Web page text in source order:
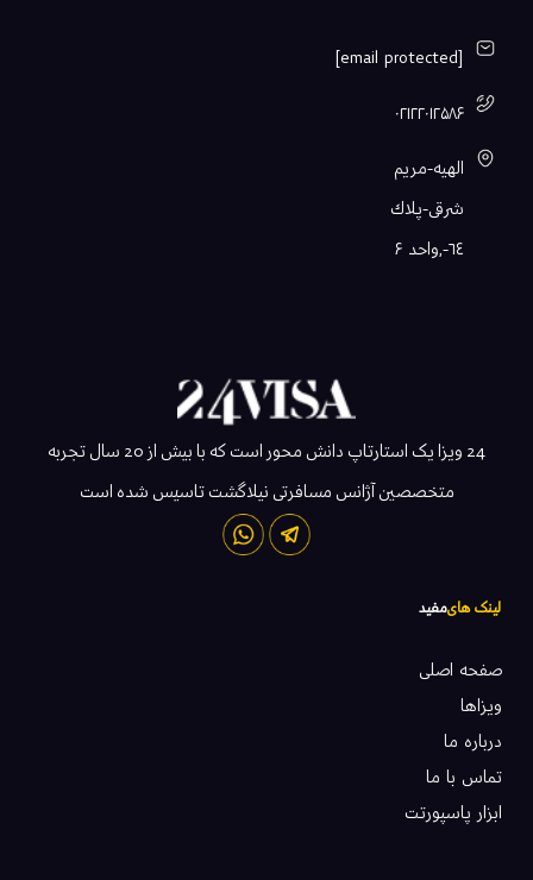
[email protected]
۰۲۱۲۲۰۱۲۵۸۶
الهيه-مريم
شرقى-پلاك
٦٤-,واحد ۶
24 ویزا یک استارتاپ دانش محور است که با بیش از 20 سال تجربه
متخصصین آژانس مسافرتی نیلاگشت تاسیس شده است
لینک هایمفید
صفحه اصلی
ویزاها
درباره ما
تماس با ما
ابزار پاسپورتت